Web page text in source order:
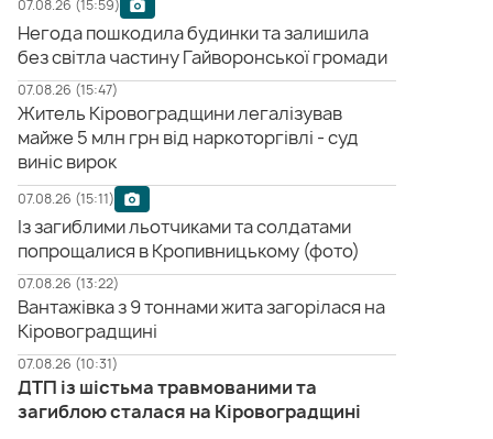
07.08.26 (15:59)
Негода пошкодила будинки та залишила
без світла частину Гайворонської громади
07.08.26 (15:47)
Житель Кіровоградщини легалізував
майже 5 млн грн від наркоторгівлі - суд
виніс вирок
07.08.26 (15:11)
Із загиблими льотчиками та солдатами
попрощалися в Кропивницькому (фото)
07.08.26 (13:22)
Вантажівка з 9 тоннами жита загорілася на
Кіровоградщині
07.08.26 (10:31)
ДТП із шістьма травмованими та
загиблою сталася на Кіровоградщині